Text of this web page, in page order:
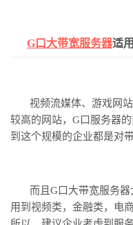
G口大带宽服务器适
视频流媒体、游戏网
较高的网站， G口服务器
到这个规模的企业都是对
而且 G口大带宽服务
用到视频类，金融类，电